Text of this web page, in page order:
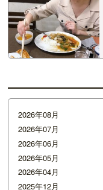
2026年08月
2026年07月
2026年06月
2026年05月
2026年04月
2025年12月